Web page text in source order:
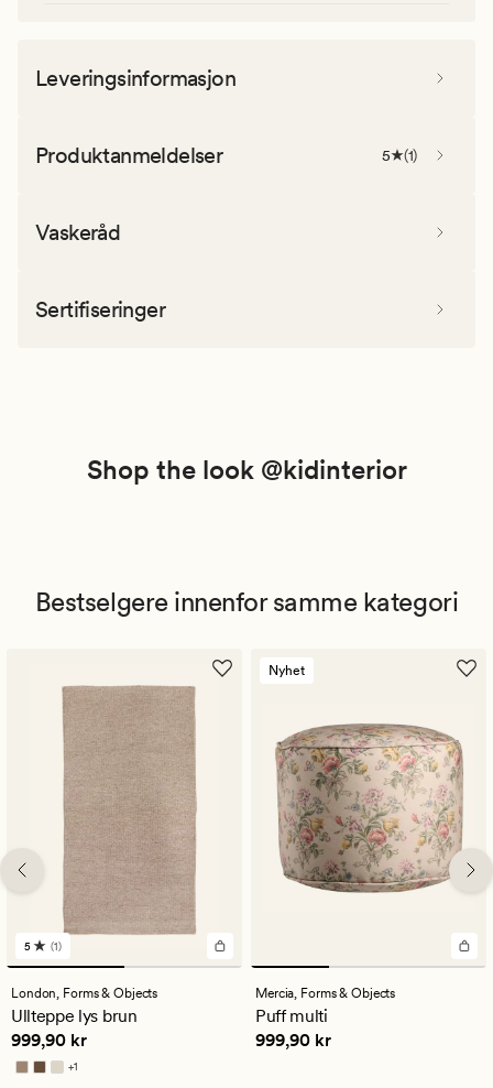
Leveringsinformasjon
Produktanmeldelser 5 (1)
Vaskeråd
Sertifiseringer
Shop the look @kidinterior
Bestselgere innenfor samme kategori
1
anmeldelser
med
en
gjennomsnittlig
vurdering
på
5
5 (1)
London, Forms & Objects
Ullteppe lys brun
Pris 999,90 kr
999,90 kr
+1
Tilgjengelig i flere farger
Nyhet
Mercia, Forms & Objects
Puff multi
Pris 999,90 kr
999,90 kr